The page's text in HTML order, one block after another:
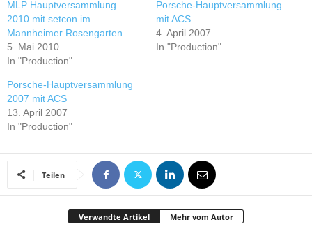
MLP Hauptversammlung
2010 mit setcon im
Mannheimer Rosengarten
5. Mai 2010
In "Production"
Porsche-Hauptversammlung
mit ACS
4. April 2007
In "Production"
Porsche-Hauptversammlung
2007 mit ACS
13. April 2007
In "Production"
Teilen
Verwandte Artikel Mehr vom Autor